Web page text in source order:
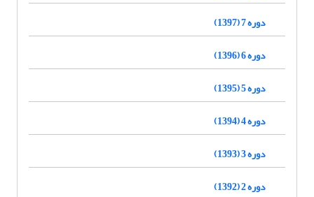
دوره 7 (1397)
دوره 6 (1396)
دوره 5 (1395)
دوره 4 (1394)
دوره 3 (1393)
دوره 2 (1392)